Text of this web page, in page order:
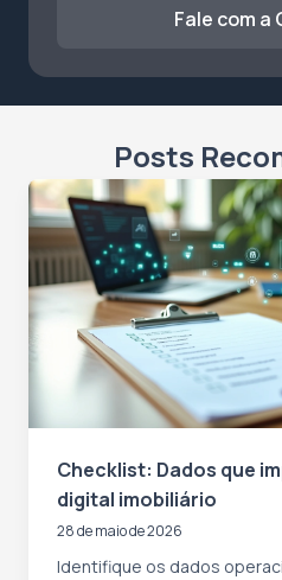
Fale com a
Posts
Checklist: Dados que
digital imobiliário
28 de maio de 2026
Identifique os dados